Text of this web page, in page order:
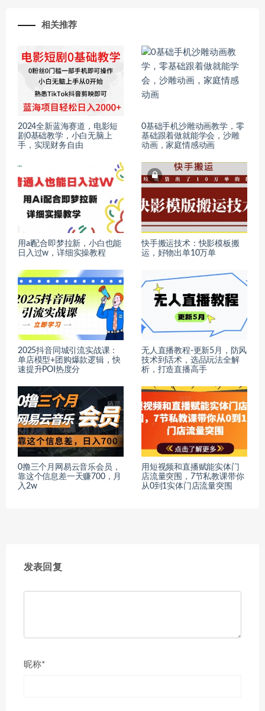
相关推荐
2024全新蓝海赛道，电影短
剧0基础教学，小白无脑上
手，实现财务自由
0基础手机沙雕动画教学，零
基础跟着做就能学会，沙雕
动画，家庭情感动画
用ai配合即梦拉新，小白也能
日入过w，详细实操教程
快手搬运技术：快影模板搬
运，好物出单10万单
2025抖音同城引流实战课：
单店模型+团购爆款逻辑，快
速提升POI热度分
无人直播教程-更新5月，防风
技术到话术，选品玩法全解
析，打造直播高手
0撸三个月网易云音乐会员，
靠这个信息差一天赚700，月
入2w
用短视频和直播赋能实体门
店流量突围，7节私教课带你
从0到1实体门店流量突围
发表回复
昵称*